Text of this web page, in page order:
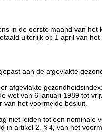
in de eerste maand van
uiterlijk op 1 april van
aan de afgevlakte
afgevlakte
wet van 6 januari 1989 tot
het voormelde besluit.
niet leiden tot een
in artikel 2, § 4, van het